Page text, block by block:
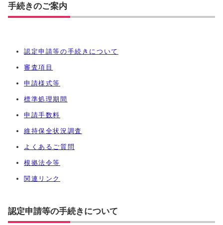
手続きのご案内
認定申請等の手続きについて
審査項目
申請様式等
標準処理期間
申請手数料
維持保全状況調査
よくあるご質問
根拠法令等
関連リンク
認定申請等の手続きについて